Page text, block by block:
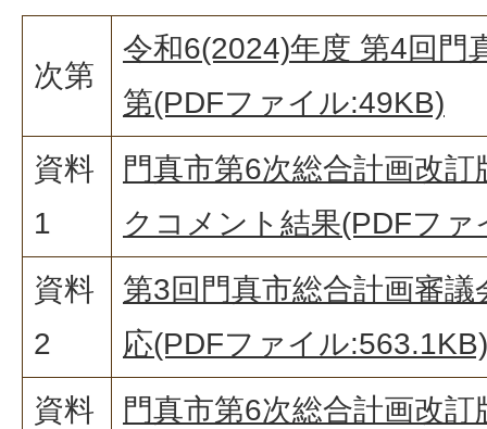
次第
令和6(2024)年度 第4回門
第(PDFファイル:49KB)
資料
1
門真市第6次総合計画改
クコメント結果(PDFフ
資料
2
第3回門真市総合計画審
応(PDFファイル:563.1KB)
資料
門真市第6次総合計画改